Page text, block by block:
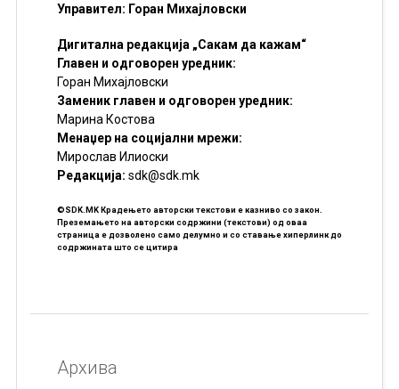
Управител: Горан Михајловски
Дигитална редакција „Сакам да кажам“
Главен и одговорен уредник:
Горан Михајловски
Заменик главен и одговорен уредник:
Марина Костова
Менаџер на социјални мрежи:
Мирослав Илиоски
Редакцијa: sdk@sdk.mk
©SDK.MK Крадењето авторски текстови е казниво со закон.
Преземањето на авторски содржини (текстови) од оваа
страница е дозволено само делумно и со ставање хиперлинк до
содржината што се цитира
Архива